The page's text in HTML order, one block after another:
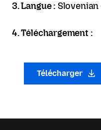
3. Langue :
4. Téléchargement :
Télécharger